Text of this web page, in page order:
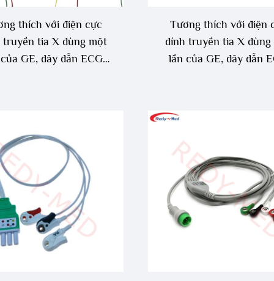
thích với điện cực
truyền tia X dùng một
GE, dây dẫn ECG
Tương thích với điện
dính truyền tia X dùng
lần của GE, dây dẫn